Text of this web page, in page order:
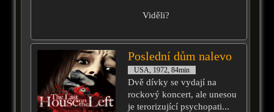
Viděli?
Poslední dům nalevo
USA, 1972, 84min
Dvě dívky se vydají na
rockový koncert, ale unesou
je terorizující psychopati...